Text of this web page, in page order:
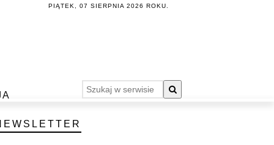
PIĄTEK, 07 SIERPNIA 2026 ROKU.